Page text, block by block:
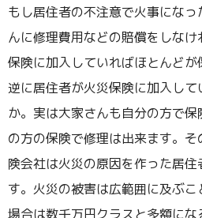
もし居住者の不注意で火事にな
んに修理費用などの賠償をしな
保険に加入していればほとんどが
逆に居住者が火災保険に加入し
か。実は大家さんも自分の方で
の方の保険で修理は出来ます。
険会社は火災の原因を作った居
す。火災の被害は広範囲に及ぶ
場合は数千万円クラスと多額に